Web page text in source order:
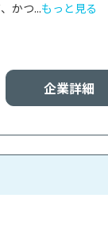
かつ...もっと見る
企業詳細